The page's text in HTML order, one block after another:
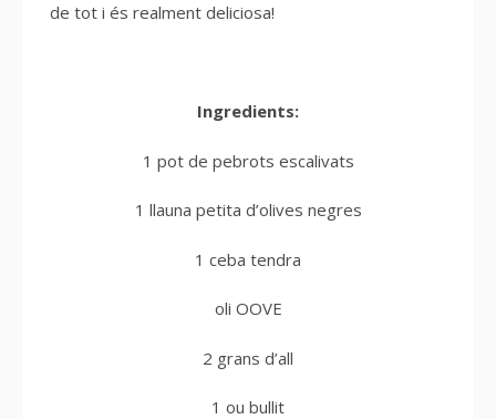
de tot i és realment deliciosa!
Ingredients:
1 pot de pebrots escalivats
1 llauna petita d’olives negres
1 ceba tendra
oli OOVE
2 grans d’all
1 ou bullit